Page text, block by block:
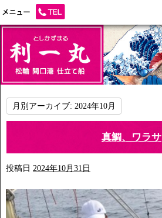
月別アーカイブ: 2024年10月
真鯛、ワラサ
投稿日 2024年10月31日